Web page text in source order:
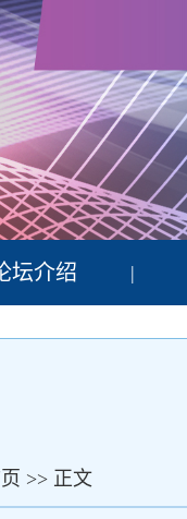
坛介绍 |
>> 正文